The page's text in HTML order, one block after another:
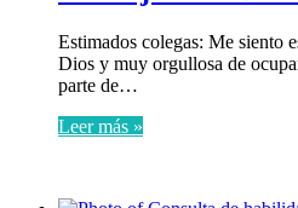
Estimados colegas: Me siento
Dios y muy orgullosa de
parte de…
Leer más »